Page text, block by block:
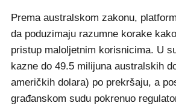
Prema australskom zakonu,
da poduzimaju razumne korake
pristup maloljetnim korisnicima. U
kazne do 49.5 milijuna australskih
američkih dolara) po prekršaju, a
građanskom sudu pokrenuo